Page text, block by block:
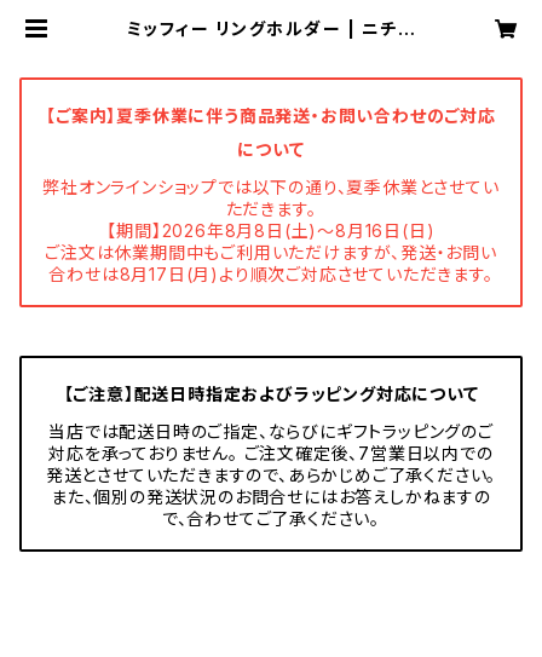
ミッフィー リングホルダー | ニチガ
【ご案内】夏季休業に伴う商品発送・お問い合わせのご対応
について
弊社オンラインショップでは以下の通り、夏季休業とさせてい
ただきます。
【期間】2026年8月8日(土)～8月16日(日)
ご注文は休業期間中もご利用いただけますが、発送・お問い
合わせは8月17日(月)より順次ご対応させていただきます。
【ご注意】配送日時指定およびラッピング対応について
当店では配送日時のご指定、ならびにギフトラッピングのご
対応を承っておりません。 ご注文確定後、7営業日以内での
発送とさせていただきますので、あらかじめご了承ください。
また、個別の発送状況のお問合せにはお答えしかねますの
で、合わせてご了承ください。